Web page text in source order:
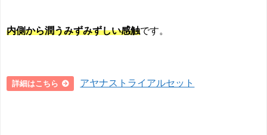
内側から潤うみずみずしい感触です。
詳細はこちら アヤナストライアルセット